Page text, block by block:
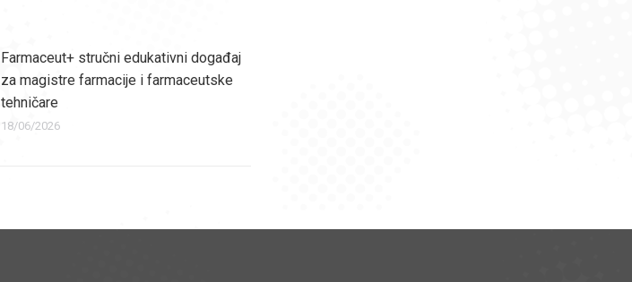
Farmaceut+ stručni edukativni događaj
za magistre farmacije i farmaceutske
tehničare
18/06/2026